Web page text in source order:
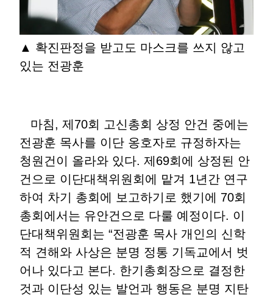
▲ 확진판정을 받고도 마스크를 쓰지 않고
있는 전광훈
마침, 제70회 고신총회 상정 안건 중에는
전광훈 목사를 이단 옹호자로 규정하자는
청원건이 올라와 있다. 제69회에 상정된 안
건으로 이단대책위원회에 맡겨 1년간 연구
하여 차기 총회에 보고하기로 했기에 70회
총회에서는 유안건으로 다룰 예정이다. 이
단대책위원회는 “전광훈 목사 개인의 신학
적 견해와 사상은 분명 정통 기독교에서 벗
어나 있다고 본다. 한기총회장으로 결정한
것과 이단성 있는 발언과 행동은 분명 지탄